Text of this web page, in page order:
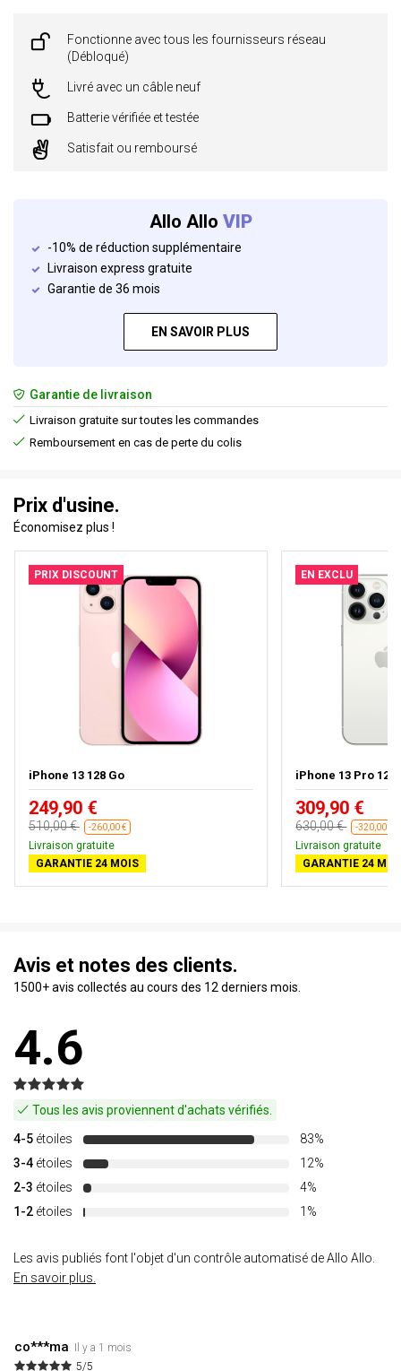
Fonctionne avec tous les fournisseurs réseau
(Débloqué)
Livré avec un câble neuf
Batterie vérifiée et testée
Satisfait ou remboursé
Allo Allo VIP
-10% de réduction supplémentaire
Livraison express gratuite
Garantie de 36 mois
EN SAVOIR PLUS
Garantie de livraison
Livraison gratuite sur toutes les commandes
Remboursement en cas de perte du colis
Prix d'usine.
Économisez plus !
PRIX DISCOUNT
iPhone 13 128 Go
249,90 €
510,00 € -260,00 €
Livraison gratuite
GARANTIE 24 MOIS
EN EXCLU
iPhone 13 Pro 128
309,90 €
630,00 € -320,00 €
Livraison gratuite
GARANTIE 24
Avis et notes des clients.
1500+ avis collectés au cours des 12 derniers mois.
4.6
Tous les avis proviennent d'achats vérifiés.
4-5 étoiles
83%
3-4 étoiles
12%
2-3 étoiles
4%
1-2 étoiles 1%
Les avis publiés font l'objet d'un contrôle automatisé de Allo Allo.
En savoir plus.
co***ma
Il y a 1 mois
5/5